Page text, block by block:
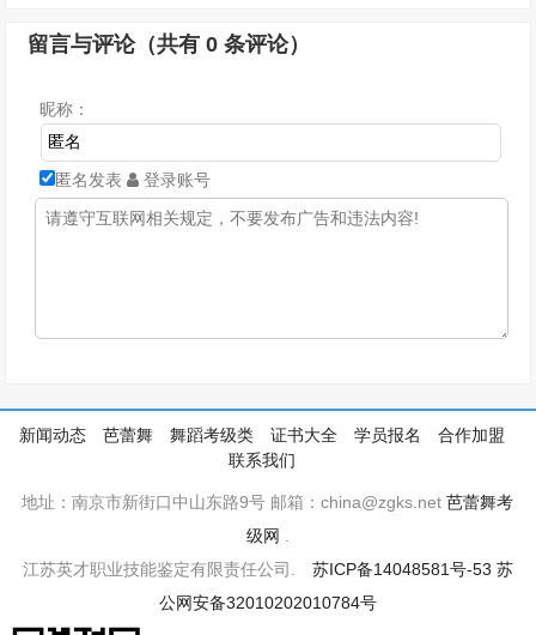
留言与评论（共有0 条评论）
昵称：
匿名发表 登录账号
新闻动态 芭蕾舞 舞蹈考级类 证书大全 学员报名
合作加盟
联系我们
地址：南京市新街口中山东路9号 邮箱：china@zgks.net芭蕾舞考
级网
江苏英才职业技能鉴定有限责任公司. 苏ICP备14048581号-53 苏
公网安备32010202010784号